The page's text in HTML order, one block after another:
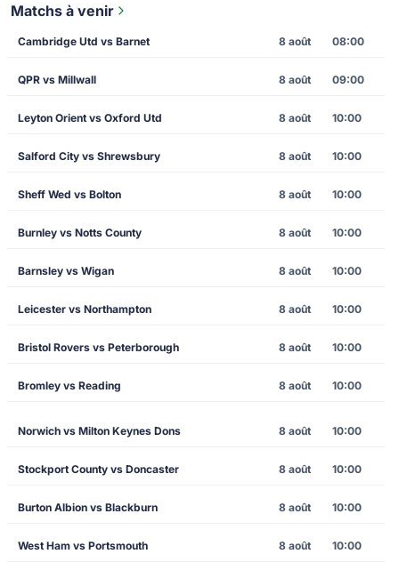
Matchs à venir
Cambridge Utd vs Barnet 8 août 08:00
QPR vs Millwall 8 août 09:00
Leyton Orient vs Oxford Utd 8 août 10:00
Salford City vs Shrewsbury 8 août 10:00
Sheff Wed vs Bolton 8 août 10:00
Burnley vs Notts County 8 août 10:00
Barnsley vs Wigan 8 août 10:00
Leicester vs Northampton 8 août 10:00
Bristol Rovers vs Peterborough 8 août 10:00
Bromley vs Reading 8 août 10:00
Norwich vs Milton Keynes Dons 8 août 10:00
Stockport County vs Doncaster 8 août 10:00
Burton Albion vs Blackburn 8 août 10:00
West Ham vs Portsmouth 8 août 10:00